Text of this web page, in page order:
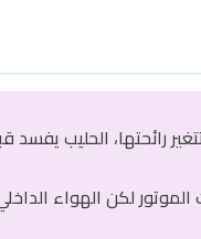
رائحتها، الحليب
لكن الهواء